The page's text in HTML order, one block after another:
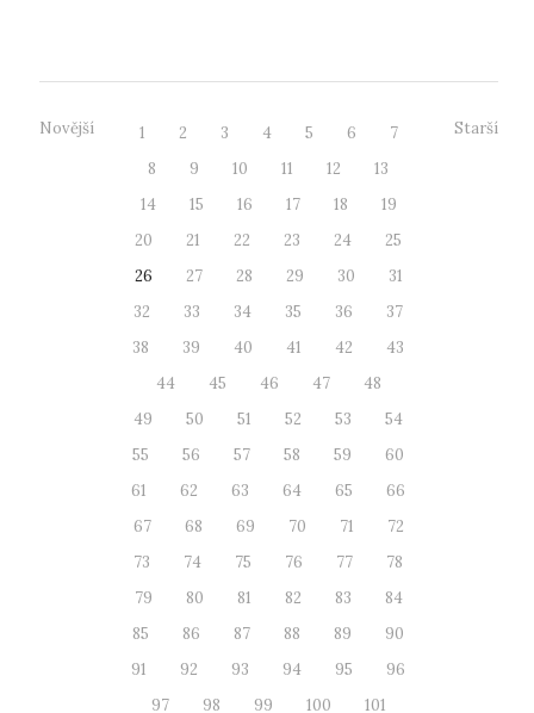
Novější 1 2 3 4 5 6
7
8
9 10 11 12
13
14
15 16 17 18
19
20
21 22 23 24
25
26
27 28 29 30
31
32
33 34 35 36
37
38
39 40 41 42
43
44
45 46 47
48
49
50 51 52 53
54
55
56 57 58 59
60
61
62 63 64 65
66
67
68 69 70 71
72
73
74 75 76 77
78
79
80 81 82 83
84
85
86 87 88 89
90
91
92 93 94 95
96
97
98 99 100
101
Starší